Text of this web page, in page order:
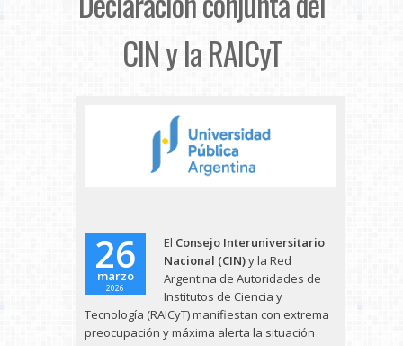
CIN y la RAICyT
26
marzo
2026
El Consejo Interuniversitario
Nacional (CIN)y la Red
Argentina de Autoridades de
Institutos de Ciencia y
Tecnología (RAICyT) manifiestan con extrema
preocupación y máxima alerta la situación